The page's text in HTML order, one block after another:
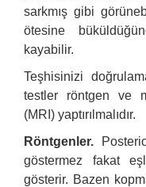
sarkmış gibi
ötesine
kayabilir.
Teşhisinizi
testler röntgen ve
(MRI) yaptırılmalıdır.
Röntgenler.
göstermez fakat
gösterir. Bazen